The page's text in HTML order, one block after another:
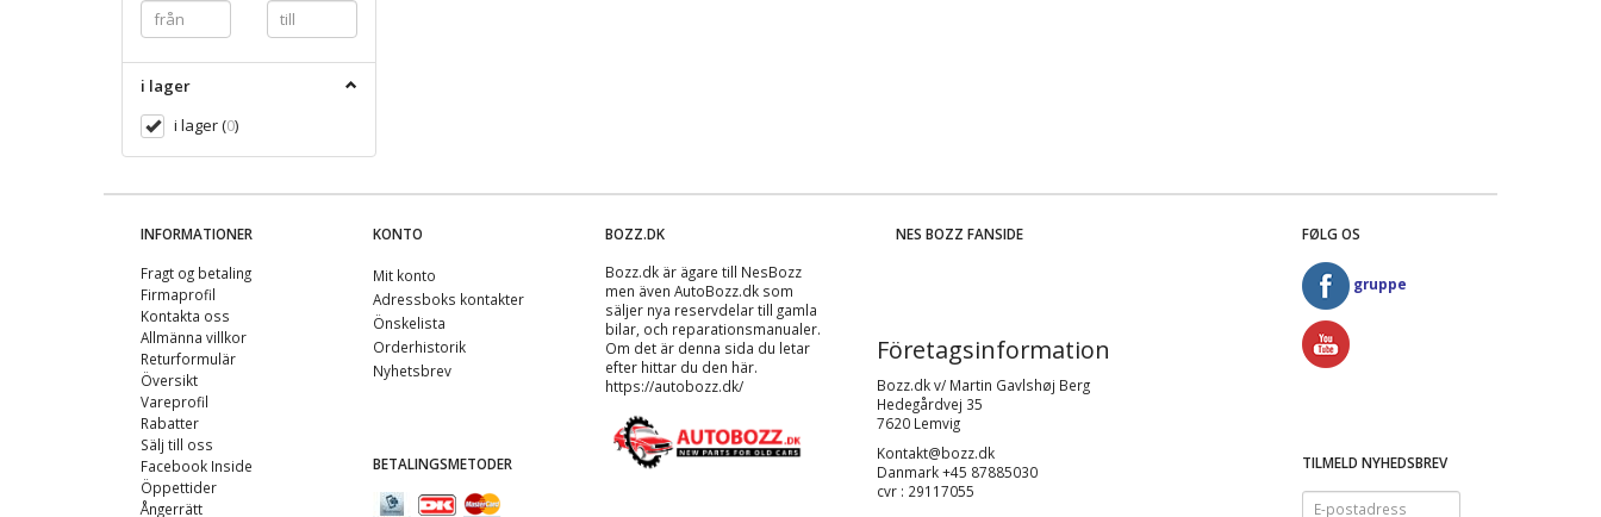
i lager
i lager(0)
INFORMATIONER
Fragt og betaling
Firmaprofil
Kontakta oss
Allmänna villkor
Returformulär
Översikt
Vareprofil
Rabatter
Sälj till oss
Facebook Inside
Öppettider
Ångerrätt
KONTO
Mit konto
Adressboks kontakter
Önskelista
Orderhistorik
Nyhetsbrev
BETALINGSMETODER
BOZZ.DK
Bozz.dk är ägare till NesBozz
men även AutoBozz.dk som
säljer nya reservdelar till gamla
bilar, och reparationsmanualer.
Om det är denna sida du letar
efter hittar du den här.
https://autobozz.dk/
NES BOZZ FANSIDE
Företagsinformation
Bozz.dk v/ Martin Gavlshøj Berg
Hedegårdvej 35
7620 Lemvig
Kontakt@bozz.dk
Danmark +45 87885030
cvr : 29117055
FØLG OS
gruppe
TILMELD NYHEDSBREV
E-